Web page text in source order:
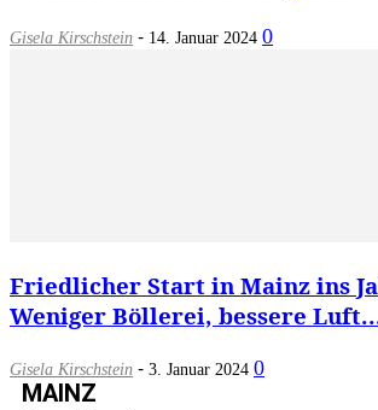
Gisela Kirschstein - 14. Januar 2024 0
Friedlicher Start in Mainz ins
Weniger Böllerei, bessere
Gisela Kirschstein - 3. Januar 2024 0
MAINZ